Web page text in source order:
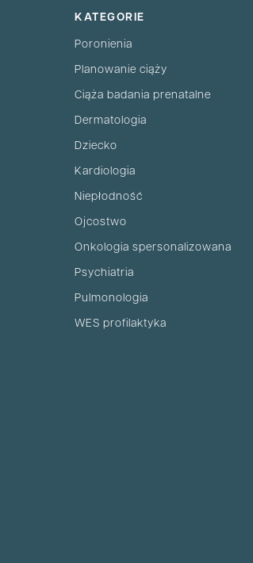
KATEGORIE
Poronienia
Planowanie ciąży
Ciąża badania prenatalne
Dermatologia
Dziecko
Kardiologia
Niepłodność
Ojcostwo
Onkologia spersonalizowana
Psychiatria
Pulmonologia
WES profilaktyka